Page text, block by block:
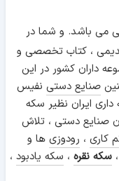
می باشد. و شما در
، کتاب تخصصی و
داران کشور در این
صنایع دستی نفیس
ایران نظیر سکه
صنایع دستی ، تلاش
کاری ، رودوزی ها و
، سکه نقره ، سکه یادبود ،